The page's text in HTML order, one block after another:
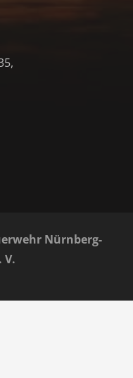
Nürnberg-
V.